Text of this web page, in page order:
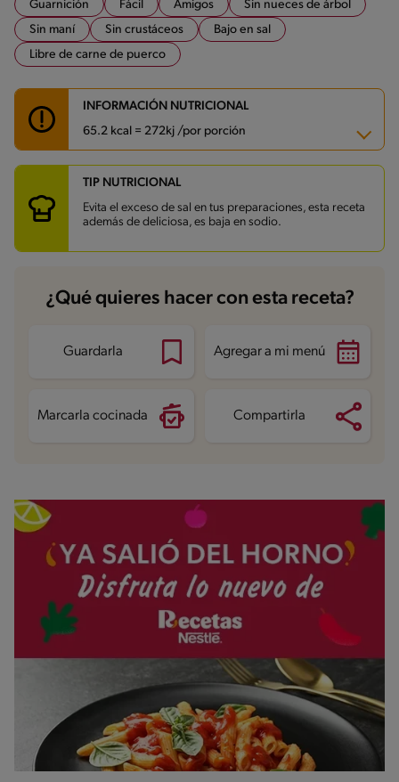
Guarnición Fácil Amigos
Sin nueces de árbol
Sin maní
Sin crustáceos
Bajo en sal
Libre de carne de puerco
INFORMACIÓN NUTRICIONAL
65.2 kcal = 272kj /por porción
Carbohidratos 2.8 g
Energía 65.2 kcal
Grasas
4.5 g
Azúcares
TIP NUTRICIONAL
Evita el exceso de sal en tus preparaciones, esta receta
además de deliciosa, es baja en sodio.
¿Qué quieres hacer con esta receta?
Guardarla Agregar a mi menú
Marcarla cocinada Compartirla